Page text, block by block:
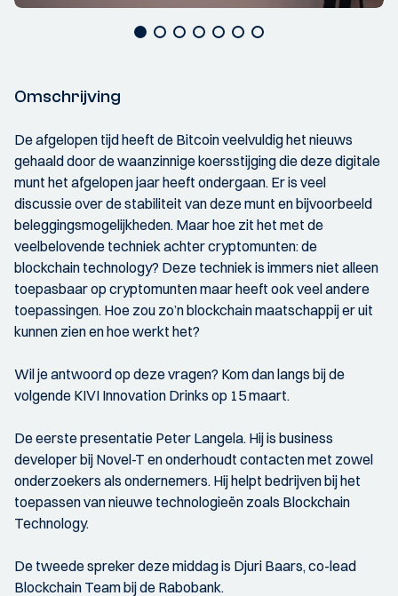
Omschrijving
De afgelopen tijd heeft de Bitcoin veelvuldig het nieuws
gehaald door de waanzinnige koersstijging die deze digitale
munt het afgelopen jaar heeft ondergaan. Er is veel
discussie over de stabiliteit van deze munt en bijvoorbeeld
beleggingsmogelijkheden. Maar hoe zit het met de
veelbelovende techniek achter cryptomunten: de
blockchain technology? Deze techniek is immers niet alleen
toepasbaar op cryptomunten maar heeft ook veel andere
toepassingen. Hoe zou zo’n blockchain maatschappij er uit
kunnen zien en hoe werkt het?
Wil je antwoord op deze vragen? Kom dan langs bij de
volgende KIVI Innovation Drinks op 15 maart.
De eerste presentatie Peter Langela. Hij is business
developer bij Novel-T en onderhoudt contacten met zowel
onderzoekers als ondernemers. Hij helpt bedrijven bij het
toepassen van nieuwe technologieën zoals Blockchain
Technology.
De tweede spreker deze middag is Djuri Baars, co-lead
Blockchain Team bij de Rabobank.